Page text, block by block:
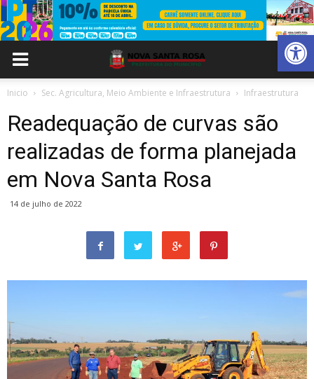
Abrir
Inicio Sec. Agricultura, Meio Ambiente e Infraestrutura Infraestrutura
Readequação de curvas são
realizadas de forma planejada
em Nova Santa Rosa
14 de julho de 2022